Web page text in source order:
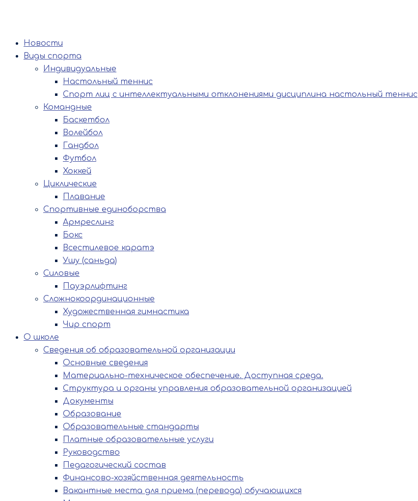
Новости
Виды спорта
Индивидуальные
Настольный теннис
Спорт лиц с интеллектуальными отклонениями дисциплина настольный теннис
Командные
Баскетбол
Волейбол
Гандбол
Футбол
Хоккей
Циклические
Плавание
Спортивные единоборства
Армреслинг
Бокс
Всестилевое каратэ
Ушу (саньда)
Силовые
Пауэрлифтинг
Сложнокоординационные
Художественная гимнастика
Чир спорт
О школе
Сведения об образовательной организации
Основные сведения
Материально-техническое обеспечение. Доступная среда.
Структура и органы управления образовательной организацией
Документы
Образование
Образовательные стандарты
Платные образовательные услуги
Руководство
Педагогический состав
Финансово-хозяйственная деятельность
Вакантные места для приема (перевода) обучающихся